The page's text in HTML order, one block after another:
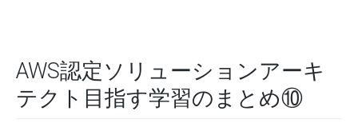
AWS認定ソリューションアーキ
テクト目指す学習のまとめ⑩